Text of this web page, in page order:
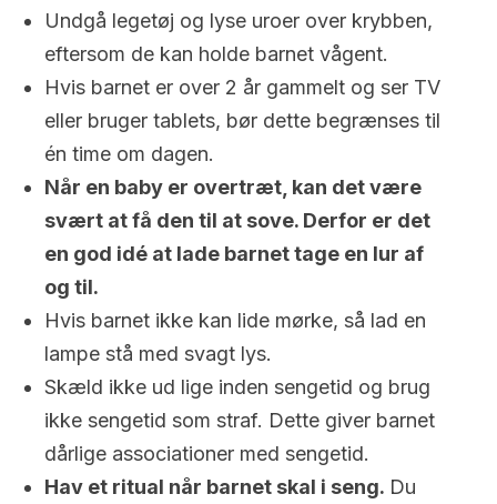
Undgå legetøj og lyse uroer over krybben,
eftersom de kan holde barnet vågent.
Hvis barnet er over 2 år gammelt og ser TV
eller bruger tablets, bør dette begrænses til
én time om dagen.
Når en baby er overtræt, kan det være
svært at få den til at sove. Derfor er det
en god idé at lade barnet tage en lur af
og til.
Hvis barnet ikke kan lide mørke, så lad en
lampe stå med svagt lys.
Skæld ikke ud lige inden sengetid og brug
ikke sengetid som straf. Dette giver barnet
dårlige associationer med sengetid.
Hav et ritual når barnet skal i seng. Du